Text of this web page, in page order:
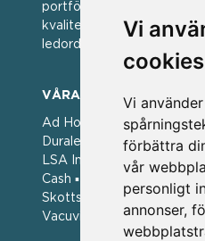
Vi
cookies
Vi
förbättra
vår
personligt
annonser,
portfölj med välkända
kvalitet. För oss har
ledorden och som styrt
VÅRA VARUMÄRKEN
Ad Hoc ▪ Bialetti ▪ Cole &
Duralex ▪ Forged ▪ G3
LSA International ▪
Cash ▪ Pintinox ▪ Plate-it ▪
Skottsberg ▪ Scandinavian
Vacuvin ▪ Viners ▪ Zack ▪